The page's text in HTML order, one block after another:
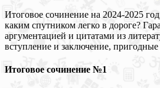
Итоговое сочинение на 2024-2025
каким спутником легко в дороге?
аргументацией и цитатами из
вступление и заключение,
Итоговое сочинение №1